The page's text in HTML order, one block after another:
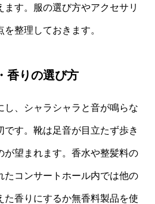
す。服の選び方やアクセサリ
整理しておきます。
香りの選び方
し、シャラシャラと音が鳴らな
です。靴は足音が目立たず歩き
が望まれます。香水や整髪料の
たコンサートホール内では他の
た香りにするか無香料製品を使